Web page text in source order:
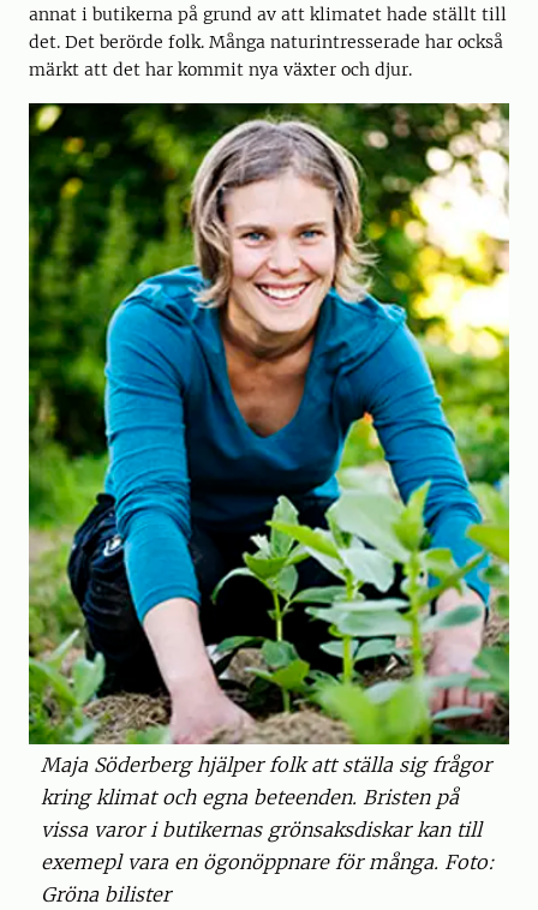
annat i butikerna på grund av att klimatet hade ställt till
det. Det berörde folk. Många naturintresserade har också
märkt att det har kommit nya växter och djur.
Maja Söderberg hjälper folk att ställa sig frågor
kring klimat och egna beteenden. Bristen på
vissa varor i butikernas grönsaksdiskar kan till
exemepl vara en ögonöppnare för många. Foto:
Gröna bilister